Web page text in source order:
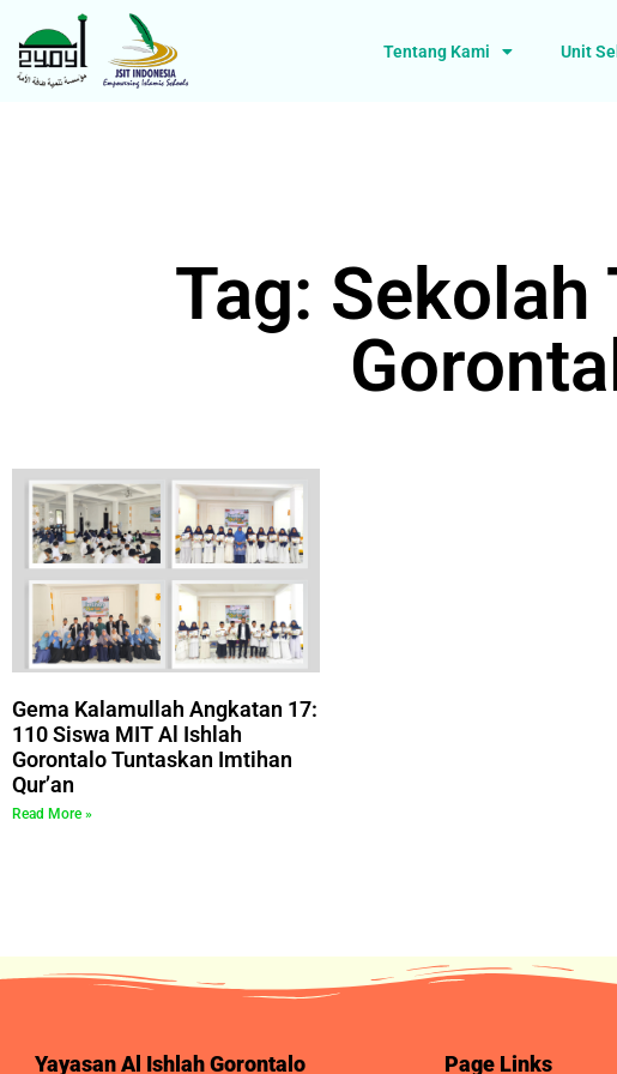
Tentang Kami Unit
Tag: Sekolah
Gema Kalamullah Angkatan 17:
110 Siswa MIT Al Ishlah
Gorontalo Tuntaskan Imtihan
Qur’an
Read More »
Yayasan Al Ishlah Gorontalo Page Links